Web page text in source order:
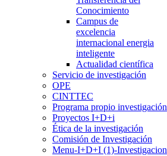
Conocimiento
Campus de
excelencia
internacional energia
inteligente
Actualidad científica
Servicio de investigación
OPE
CINTTEC
Programa propio investigación
Proyectos I+D+i
Ética de la investigación
Comisión de Investigación
Menu-I+D+I (1)-Investigacion